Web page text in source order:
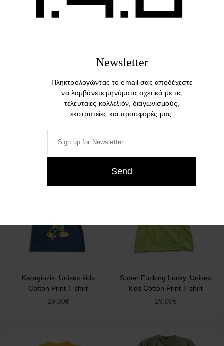
Revolution. Unisex kids
39,00€
Fresh Start. Unisex kids
Karagiozis. Unisex kids
Cotton Print T-shirt
29,00€
Super Fucking Lucky. Unisex
kids Cotton Print T-shirt
29,00€
Newsletter
Πληκτρολογώντας το email σας αποδέχεστε
να λαμβάνετε μηνύματα σχετικά με τις
τελευταίες κολλεξιόν, διαγωνισμούς,
εκστρατείες και προσφορές μας.